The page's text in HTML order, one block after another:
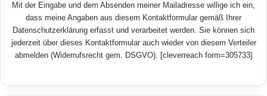
Mit der Eingabe und dem Absenden meiner Mailadresse willige ich ein,
dass meine Angaben aus diesem Kontaktformular gemäß Ihrer
Datenschutzerklärung erfasst und verarbeitet werden. Sie können sich
jederzeit über dieses Kontaktformular auch wieder von diesem Verteiler
abmelden (Widerrufsrecht gem. DSGVO). [cleverreach form=305733]